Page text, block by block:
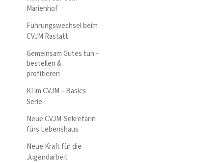
Marienhof
Führungswechsel beim
CVJM Rastatt
Gemeinsam Gutes tun –
bestellen &
profitieren
KI im CVJM – Basics
Serie
Neue CVJM-Sekretärin
fürs Lebenshaus
Neue Kraft für die
Jugendarbeit